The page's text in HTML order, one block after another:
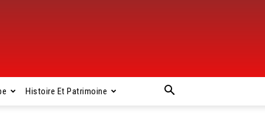
Histoire Et Patrimoine